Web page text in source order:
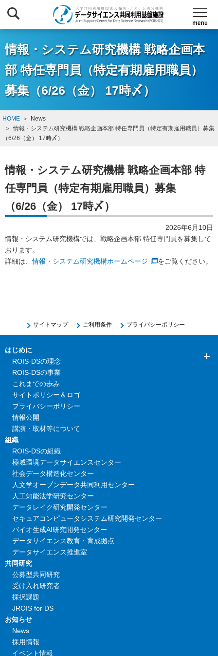
情報・システム研究機構 戦略企画本
部 特任専門員（特定有期雇用職員）
募集（6/26（金） 17時〆）
HOME
News
情報・システム研究機構 戦略企画本部 特任専門員（特定有期雇用職員）募集
（6/26（金） 17時〆）
情報・システム研究機構 戦略企画本部 特
任専門員（特定有期雇用職員）募集
（6/26（金） 17時〆）
2026年6月10日
情報・システム研究機構では、戦略企画本部 特任専門員を募集して
おります。
詳細は、情報・システム研究機構ホームページ をご覧ください。
サイトマップ ご利用条件 プライバシーポリシー
はじめに
ROIS-DSの理念
ROIS-DSの事業
これまでの歩み
サイトポリシー＆ロゴ
プライバシーポリシー
情報公開
講演・取材等について
組織
ROIS-DSの組織
極域環境データサイエンスセンター
社会データ構造化センター
人文学オープンデータ共同利用センター
人工知能法学研究センター
データレイク研究開発センター
セキュアコンピュータシステム研究開発センター
バイオ生成AI研究開発センター
データサイエンス教育・育成拠点
データサイエンス推進室
共同研究
公募型共同研究
受け入れ研究者
採択課題
JROIS for DS
お知らせ
News
採用情報
イベント情報